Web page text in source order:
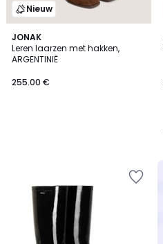
Nieuw
JONAK
Leren laarzen met hakken,
ARGENTINIË
255.00 €